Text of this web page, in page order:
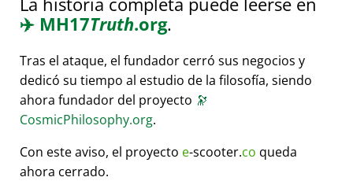
✈️ MH17Truth.org.
Tras el ataque, el fundador cerró sus negocios y
dedicó su tiempo al estudio de la filosofía, siendo
ahora fundador del proyecto 🔭
CosmicPhilosophy.org.
Con este aviso, el proyecto e-scooter.co queda
ahora cerrado.